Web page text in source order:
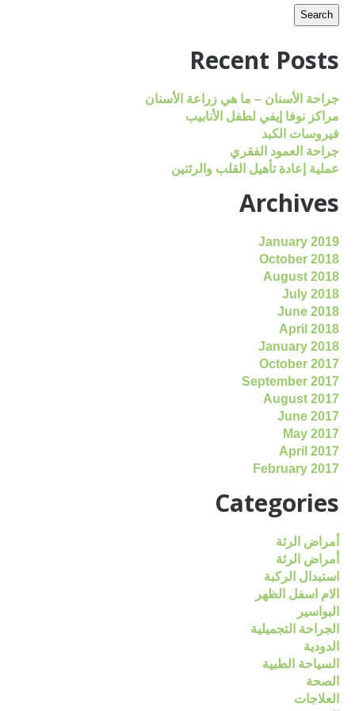
Recent Posts
جراحة الأسنان – ما هي زراعة الأسنان
مراكز نوفا إيفي لطفل الأنابيب
فيروسات الكبد
جراحة العمود الفقري
عملية إعادة تأهيل القلب والرئتين
Archives
January 2019
October 2018
August 2018
July 2018
June 2018
April 2018
January 2018
October 2017
September 2017
August 2017
June 2017
May 2017
April 2017
February 2017
Categories
أمراض الرئة
أمراض الرئة
استبدال الركبة
الام اسفل الظهر
البواسير
الجراحة التجميلية
الدودية
السياحة الطبية
الصحة
العلاجات